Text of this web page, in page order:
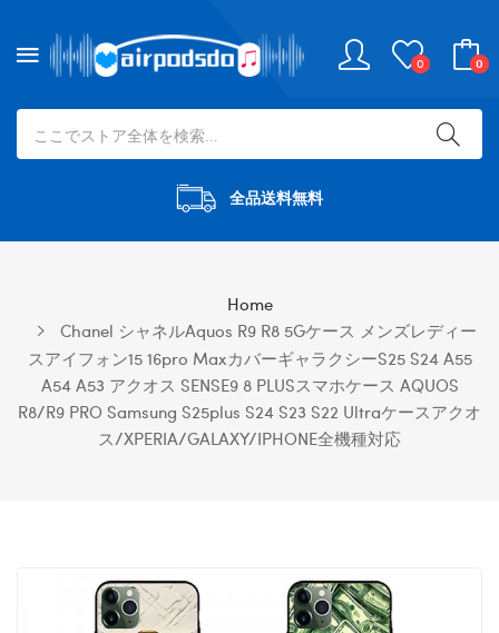
0 0
全品送料無料
Home
Chanel シャネルaquos R9 R8 5Gケース メンズレディー
スアイフォン15 16pro Maxカバーギャラクシーs25 S24 A55
A54 A53 アクオス SENSE9 8 PLUSスマホケース AQUOS
R8/R9 PRO Samsung S25plus S24 S23 S22 Ultraケースアクオ
ス/XPERIA/GALAXY/IPHONE全機種対応